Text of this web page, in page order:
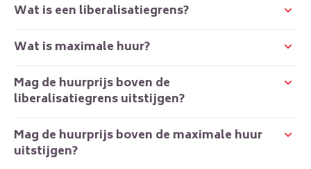
Wat is een liberalisatiegrens?
Wat is maximale huur?
Mag de huurprijs boven de
liberalisatiegrens uitstijgen?
Mag de huurprijs boven de maximale huur
uitstijgen?